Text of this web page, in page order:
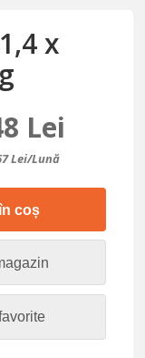
x
Lei
Lei/lună
coș